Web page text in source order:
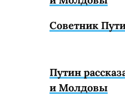
Советник
Путин
и Молдовы